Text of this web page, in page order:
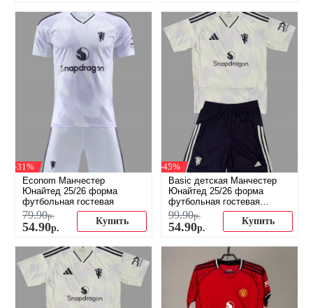
-31%
Econom Манчестер
Юнайтед 25/26 форма
футбольная гостевая
79.90р.
54.90р.
Купить
-45%
Basic детская Манчестер
Юнайтед 25/26 форма
футбольная гостевая
(распродажа)
99.90р.
54.90р.
Купить